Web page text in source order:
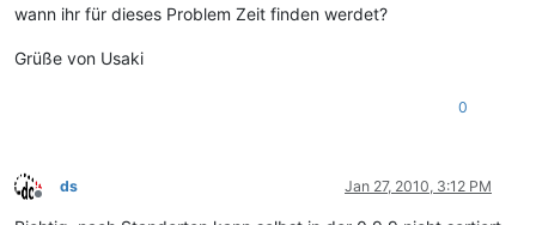
wann ihr für dieses Problem Zeit finden werdet?
Grüße von Usaki
0
Offline
ds Jan 27, 2010, 3:12 PM